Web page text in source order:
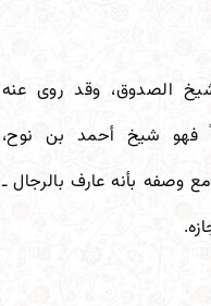
الصدوق، وقد روى عنه
فهو شیخ أحمد بن نوح،
وصفه بأنه عارف بالرجال ـ